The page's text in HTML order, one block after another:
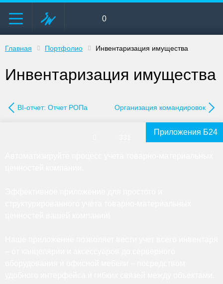
0
Главная Портфолио Инвентаризация имущества
Инвентаризация имущества
BI-отчет: Отчет РОПа Организация командировок
Приложения Б24